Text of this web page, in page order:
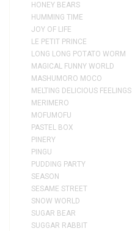
HONEY BEARS
HUMMING TIME
JOY OF LIFE
LE PETIT PRINCE
LONG LONG POTATO WORM
MAGICAL FUNNY WORLD
MASHUMORO MOCO
MELTING DELICIOUS FEELINGS
MERIMERO
MOFUMOFU
PASTEL BOX
PINERY
PINGU
PUDDING PARTY
SEASON
SESAME STREET
SNOW WORLD
SUGAR BEAR
SUGGAR RABBIT